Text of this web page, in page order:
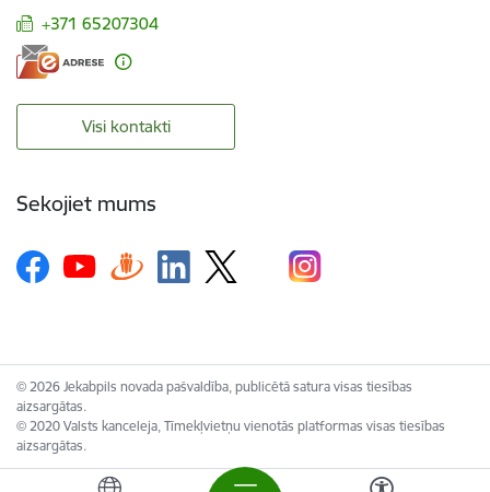
+371 65207304
Visi kontakti
Sekojiet mums
© 2026 Jekabpils novada pašvaldība, publicētā satura visas tiesības
aizsargātas.
© 2020 Valsts kanceleja, Tīmekļvietņu vienotās platformas visas tiesības
aizsargātas.